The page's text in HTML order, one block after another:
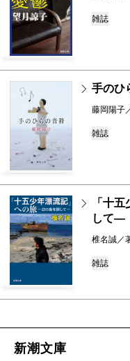
雑誌
手のひ
藤岡陽子
雑誌
「十
して―
椎名誠／
雑誌
新潮文庫